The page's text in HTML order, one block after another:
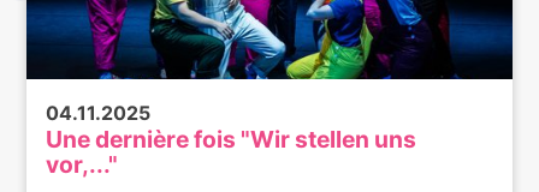
04.11.2025
Une dernière fois "Wir stellen uns
vor,..."